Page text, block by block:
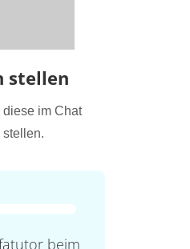
stellen
diese im Chat
stellen.
beim